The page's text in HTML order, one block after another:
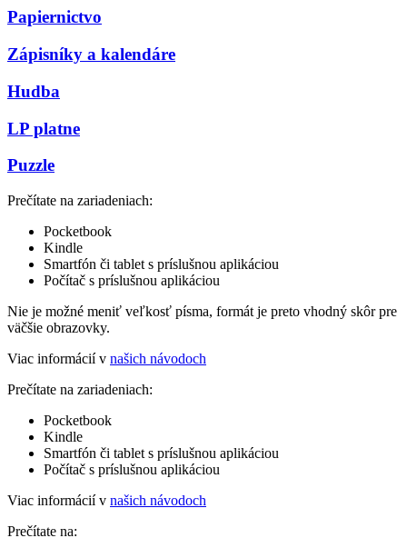
Papiernictvo
Zápisníky a kalendáre
Hudba
LP platne
Puzzle
Prečítate na zariadeniach:
Pocketbook
Kindle
Smartfón či tablet s príslušnou aplikáciou
Počítač s príslušnou aplikáciou
Nie je možné meniť veľkosť písma, formát je preto vhodný skôr pre
väčšie obrazovky.
Viac informácií v našich návodoch
Prečítate na zariadeniach:
Pocketbook
Kindle
Smartfón či tablet s príslušnou aplikáciou
Počítač s príslušnou aplikáciou
Viac informácií v našich návodoch
Prečítate na: